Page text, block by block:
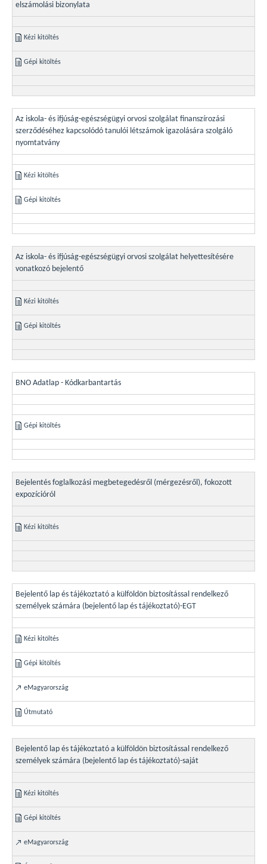
elszámolási bizonylata
Kézi kitöltés
Gépi kitöltés
Az iskola- és ifjúság-egészségügyi orvosi szolgálat finanszírozási
szerződéséhez kapcsolódó tanulói létszámok igazolására szolgáló
nyomtatvány
Kézi kitöltés
Gépi kitöltés
Az iskola- és ifjúság-egészségügyi orvosi szolgálat helyettesítésére
vonatkozó bejelentő
Kézi kitöltés
Gépi kitöltés
BNO Adatlap - Kódkarbantartás
Gépi kitöltés
Bejelentés foglalkozási megbetegedésről (mérgezésről), fokozott
expozícióról
Kézi kitöltés
Bejelentő lap és tájékoztató a külföldön biztosítással rendelkező
személyek számára (bejelentő lap és tájékoztató)-EGT
Kézi kitöltés
Gépi kitöltés
eMagyarország
Útmutató
Bejelentő lap és tájékoztató a külföldön biztosítással rendelkező
személyek számára (bejelentő lap és tájékoztató)-saját
Kézi kitöltés
Gépi kitöltés
eMagyarország